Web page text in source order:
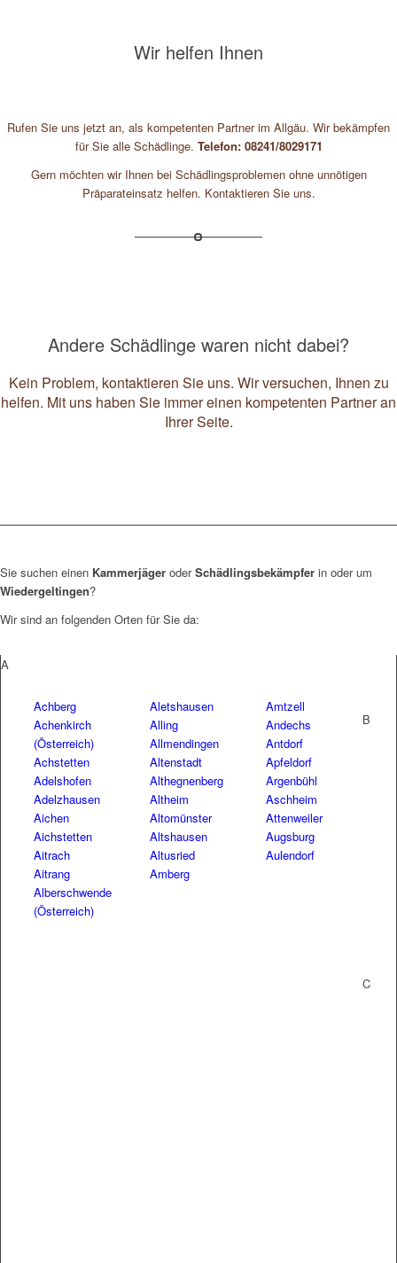
Wir helfen Ihnen
Rufen Sie uns jetzt an, als kompetenten Partner im Allgäu. Wir bekämpfen
für Sie alle Schädlinge. Telefon: 08241/8029171
Gern möchten wir Ihnen bei Schädlingsproblemen ohne unnötigen
Präparateinsatz helfen. Kontaktieren Sie uns.
Andere Schädlinge waren nicht dabei?
Kein Problem, kontaktieren Sie uns. Wir versuchen, Ihnen zu
helfen. Mit uns haben Sie immer einen kompetenten Partner an
Ihrer Seite.
Sie suchen einen Kammerjäger oderSchädlingsbekämpfer in oder um
Wiedergeltingen?
Wir sind an folgenden Orten für Sie da:
A
Achberg
Achenkirch
(Österreich)
Achstetten
Adelshofen
Adelzhausen
Aichen
Aichstetten
Aitrach
Aitrang
Alberschwende
(Österreich)
Aletshausen
Alling
Allmendingen
Altenstadt
Althegnenberg
Altheim
Altomünster
Altshausen
Altusried
Amberg
Amtzell
Andechs
Antdorf
Apfeldorf
Argenbühl
Aschheim
Attenweiler
Augsburg
Aulendorf
B
C